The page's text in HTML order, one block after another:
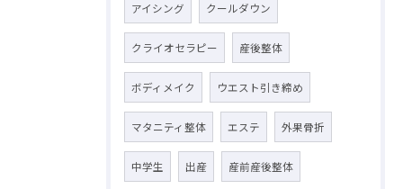
アイシング クールダウン
クライオセラピー 産後整体
ボディメイク ウエスト引き締め
マタニティ整体 エステ 外果骨折
中学生 出産 産前産後整体